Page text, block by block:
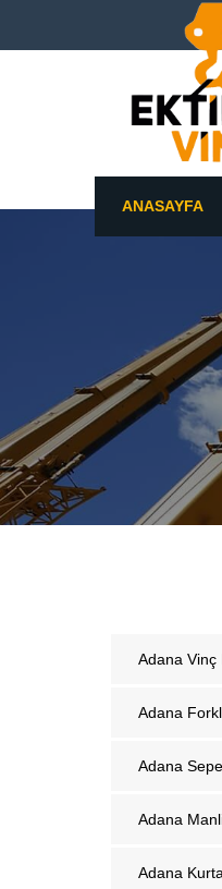
ANASAYFA
Adana Vinç
Adana
Adana
Adana
Adana